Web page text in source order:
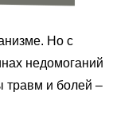
Но с
недомоганий
травм и болей –